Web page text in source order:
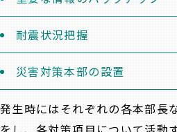
耐震状況把握
災害対策本部の設置
発生時にはそれぞれの各本部長